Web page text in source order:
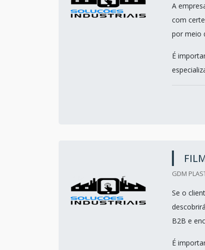
A
com
por meio
É
GDM
Se o
B2B e
É